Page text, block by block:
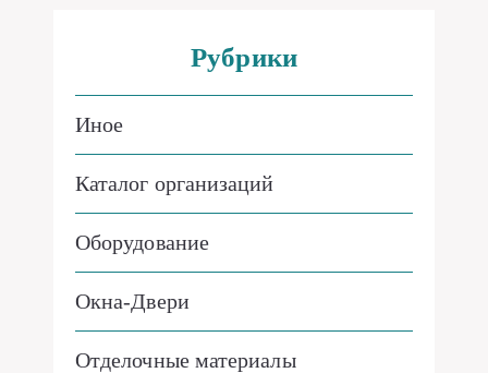
Рубрики
Иное
Каталог организаций
Оборудование
Окна-Двери
Отделочные материалы